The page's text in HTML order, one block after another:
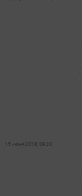
15 июня 2018, 09:20